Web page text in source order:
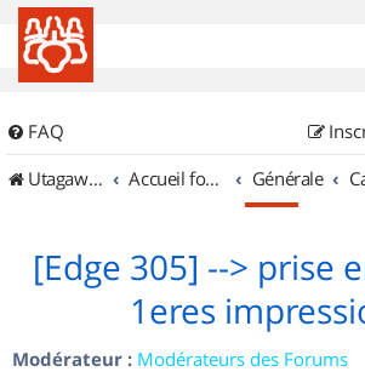
FAQ
UtagawaVTT (Randos VTT et VTTAE avec traces GPS)
Accueil forum Générale
[Edge 305] --> prise
1eres
Modérateur : Modérateurs des Forums